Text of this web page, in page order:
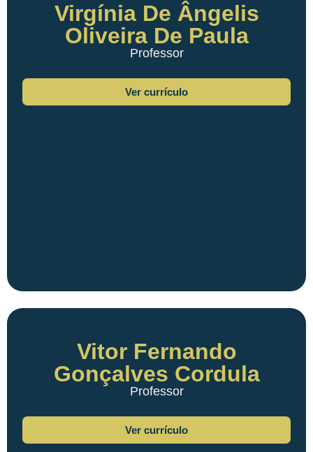
Virgínia De Ângelis
Oliveira De Paula
Professor
Ver currículo
Vitor Fernando
Gonçalves Cordula
Professor
Ver currículo